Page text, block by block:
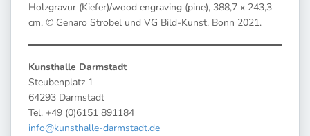
Holzgravur (Kiefer)/wood engraving (pine), 388,7 x 243,3
cm, © Genaro Strobel und VG Bild-Kunst, Bonn 2021.
Kunsthalle Darmstadt
Steubenplatz 1
64293 Darmstadt
Tel. +49 (0)6151 891184
info@kunsthalle-darmstadt.de